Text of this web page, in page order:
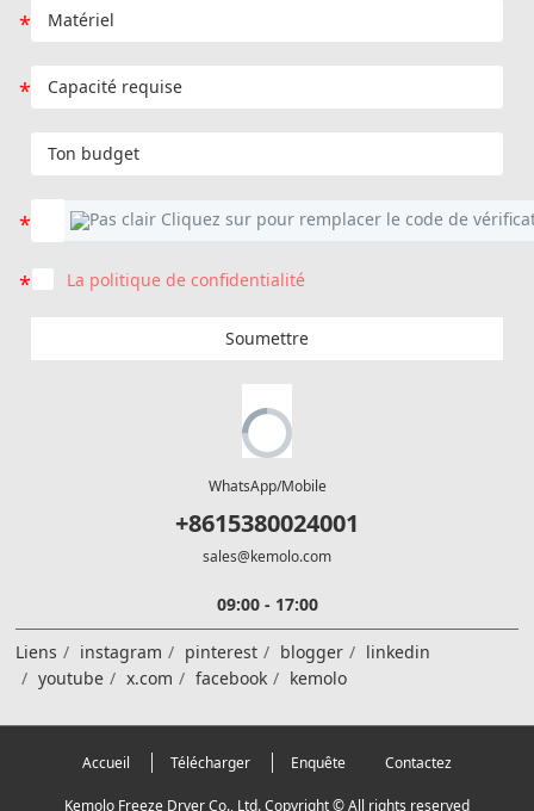
La politique de confidentialité
Soumettre
WhatsApp/Mobile
+8615380024001
sales@kemolo.com
09:00 - 17:00
Liens instagram pinterest blogger
linkedin
youtube
x.com facebook kemolo
Accueil Télécharger Enquête Contactez
Kemolo Freeze Dryer Co., Ltd. Copyright © All rights reserved